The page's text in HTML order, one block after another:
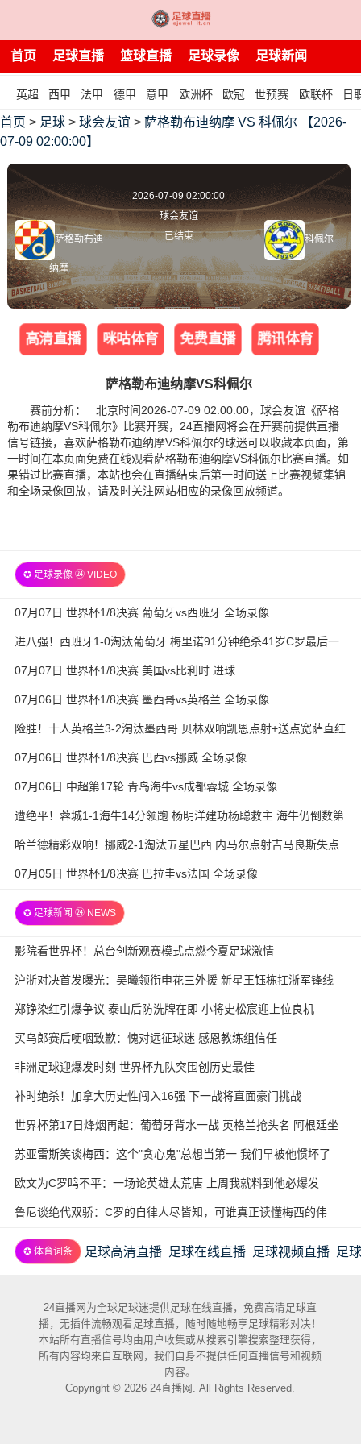
首页 足球直播 篮球直播 足球录像 足球新闻
英超 西甲 法甲 德甲 意甲 欧洲杯 欧冠 世预赛 欧联杯 日
首页 > 足球 > 球会友谊 > 萨格勒布迪纳摩 VS 科佩尔 【2026-
07-09 02:00:00】
萨格勒布迪
纳摩
2026-07-09 02:00:00
球会友谊
已结束
科佩尔
高清直播 咪咕体育 免费直播 腾讯体育
萨格勒布迪纳摩VS科佩尔
赛前分析： 北京时间2026-07-09 02:00:00，球会友谊《萨格
勒布迪纳摩VS科佩尔》比赛开赛，24直播网将会在开赛前提供直播
信号链接，喜欢萨格勒布迪纳摩VS科佩尔的球迷可以收藏本页面，第
一时间在本页面免费在线观看萨格勒布迪纳摩VS科佩尔比赛直播。如
果错过比赛直播，本站也会在直播结束后第一时间送上比赛视频集锦
和全场录像回放，请及时关注网站相应的录像回放频道。
✪ 足球录像 ㉔ VIDEO
07月07日 世界杯1/8决赛 葡萄牙vs西班牙 全场录像
进八强！西班牙1-0淘汰葡萄牙 梅里诺91分钟绝杀41岁C罗最后一
07月07日 世界杯1/8决赛 美国vs比利时 进球
07月06日 世界杯1/8决赛 墨西哥vs英格兰 全场录像
险胜！十人英格兰3-2淘汰墨西哥 贝林双响凯恩点射+送点宽萨直红
07月06日 世界杯1/8决赛 巴西vs挪威 全场录像
07月06日 中超第17轮 青岛海牛vs成都蓉城 全场录像
遭绝平！蓉城1-1海牛14分领跑 杨明洋建功杨聪救主 海牛仍倒数第
哈兰德精彩双响！挪威2-1淘汰五星巴西 内马尔点射吉马良斯失点
07月05日 世界杯1/8决赛 巴拉圭vs法国 全场录像
✪ 足球新闻 ㉔ NEWS
影院看世界杯！总台创新观赛模式点燃今夏足球激情
沪浙对决首发曝光：吴曦领衔申花三外援 新星王钰栋扛浙军锋线
郑铮染红引爆争议 泰山后防洗牌在即 小将史松宸迎上位良机
买乌郎赛后哽咽致歉：愧对远征球迷 感恩教练组信任
非洲足球迎爆发时刻 世界杯九队突围创历史最佳
补时绝杀！加拿大历史性闯入16强 下一战将直面豪门挑战
世界杯第17日烽烟再起：葡萄牙背水一战 英格兰抢头名 阿根廷坐
收渔利
苏亚雷斯笑谈梅西：这个"贪心鬼"总想当第一 我们早被他惯坏了
欧文为C罗鸣不平：一场论英雄太荒唐 上周我就料到他必爆发
鲁尼谈绝代双骄：C罗的自律人尽皆知，可谁真正读懂梅西的伟
✪ 体育词条 足球高清直播 足球在线直播 足球视频直播 足
24直播网为全球足球迷提供足球在线直播，免费高清足球直
播，无插件流畅观看足球直播，随时随地畅享足球精彩对决！
本站所有直播信号均由用户收集或从搜索引擎搜索整理获得，
所有内容均来自互联网，我们自身不提供任何直播信号和视频
内容。
Copyright © 2026 24直播网. All Rights Reserved.